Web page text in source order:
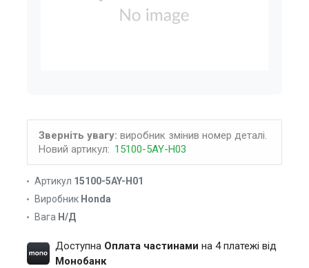
Зверніть увагу: виробник змінив номер деталі.
Новий артикул: 15100-5AY-H03
Артикул 15100-5AY-H01
Виробник Honda
Вага Н/Д
Доступна Оплата частинами на 4 платежі від
Монобанк